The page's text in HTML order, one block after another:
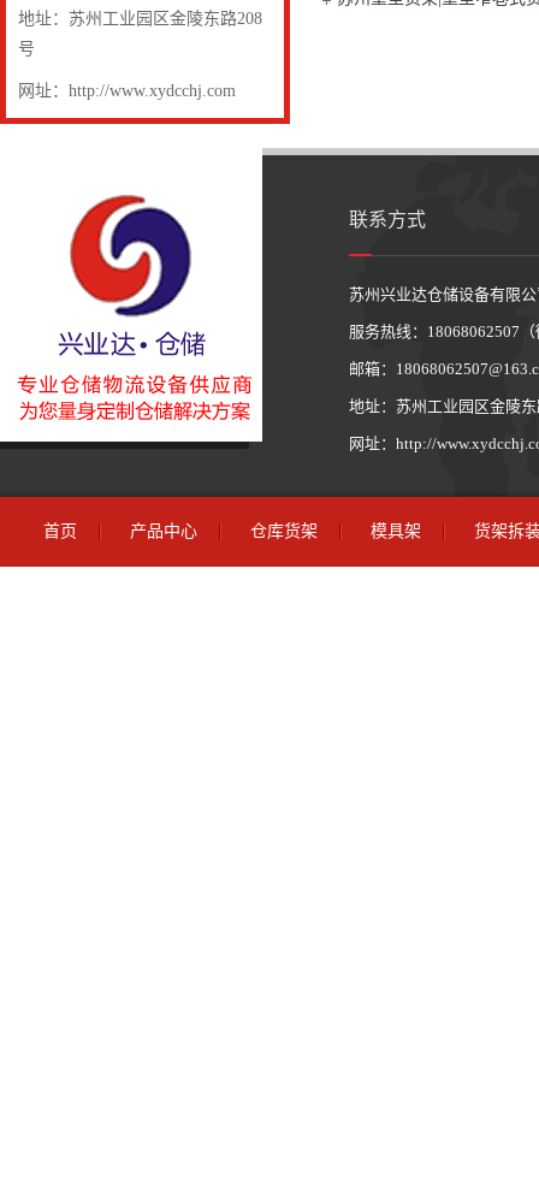
地址：苏州工业园区金陵东路208
号
网址：http://www.xydcchj.com
联系方式
苏州兴业达仓储设备有限
服务热线：18068062507
邮箱：
地址：苏州工业园区金陵
网址：http://
首页 产品中心 仓库货架 模具架 货架拆